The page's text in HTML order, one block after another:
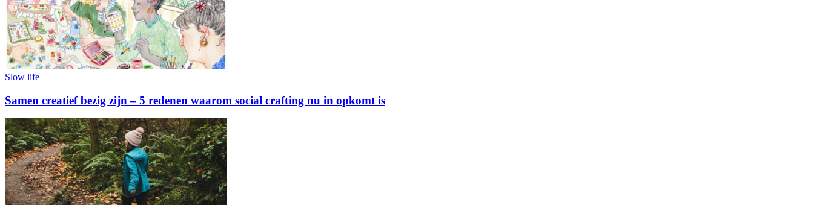
Slow life
Samen creatief bezig zijn – 5 redenen waarom social crafting nu in opkomt is